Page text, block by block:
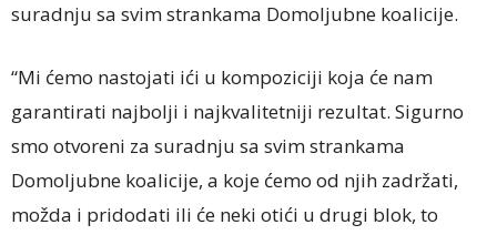
suradnju sa svim strankama Domoljubne koalicije.
“Mi ćemo nastojati ići u kompoziciji koja će nam
garantirati najbolji i najkvalitetniji rezultat. Sigurno
smo otvoreni za suradnju sa svim strankama
Domoljubne koalicije, a koje ćemo od njih zadržati,
možda i pridodati ili će neki otići u drugi blok, to